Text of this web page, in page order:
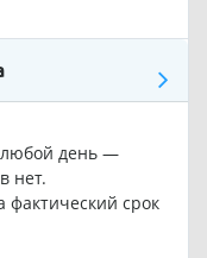
любой день —
нет.
фактический срок